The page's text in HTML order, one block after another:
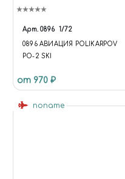
Арт. 0896 1/72
0896 АВИАЦИЯ POLIKARPOV
PO-2 SKI
от 970 ₽
noname